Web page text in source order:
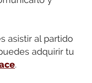
asistir al partido
adquirir tu
.